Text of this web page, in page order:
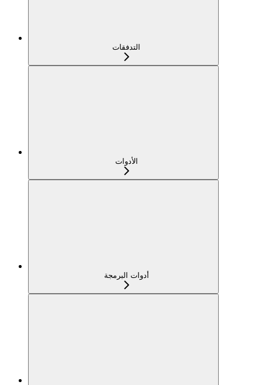
التدفقات
الأدوات
أدوات البرمجة